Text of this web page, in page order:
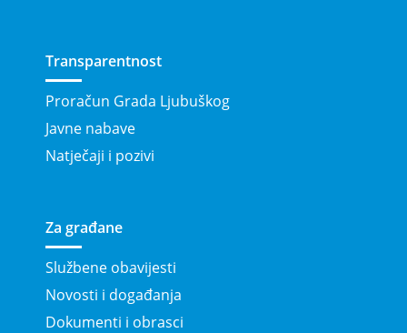
Transparentnost
Proračun Grada Ljubuškog
Javne nabave
Natječaji i pozivi
Za građane
Službene obavijesti
Novosti i događanja
Dokumenti i obrasci